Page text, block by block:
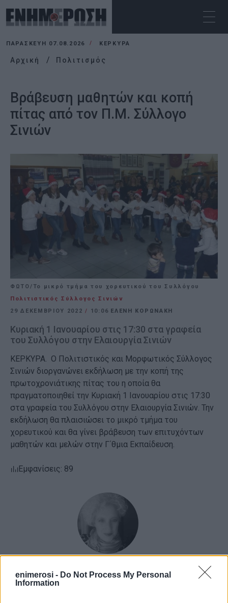
enimerosi - Do Not Process My Personal
Information
ΠΑΡΑΣΚΕΥΉ 07.08.2026 ΚΕΡΚΥΡΑ
Αρχική Πολιτισμός
Βράβευση μαθητών και κοπή
πίτας από τον Π.Μ. Σύλλογο
Σινιών
ΦΩΤΟ/Το μικρό τμήμα του χορευτικού του Συλλόγου
Πολιτιστικός Σύλλογος Σινιών
29 ΔΕΚΕΜΒΡΊΟΥ 2022/ 10:06 ΕΛΕΝΗ ΚΟΡΩΝΑΚΗ
Κυριακή 1 Ιανουαρίου στις 17:30 στα γραφεία
του Συλλόγου στην Ελαιουργία Σινιών
ΚΕΡΚΥΡΑ. Ο Πολιτιστικός και Μορφωτικός Σύλλογος
Σινιών διοργανώνει εκδήλωση με την κοπή της
πρωτοχρονιάτικης πίτας του η οποία θα
πραγματοποιηθεί την Κυριακή 1 Ιανουαρίου στις 17:30
στα γραφεία του Συλλόγου στην Ελαιουργία Σινιών. Την
εκδήλωση θα πλαισιώσει το μικρό τμήμα του
χορευτικού και θα γίνει βράβευση των επιτυχόντων
μαθητών και μελών στην Γ΄θμια Εκπαίδευση.
Εμφανίσεις: 89
ΕΛΕΝΗ ΚΟΡΩΝΑΚΗ